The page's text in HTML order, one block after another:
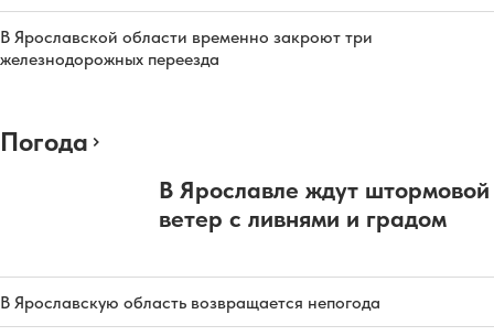
В Ярославской области временно закроют три
железнодорожных переезда
Погода
В Ярославле ждут штормовой
ветер с ливнями и градом
В Ярославскую область возвращается непогода